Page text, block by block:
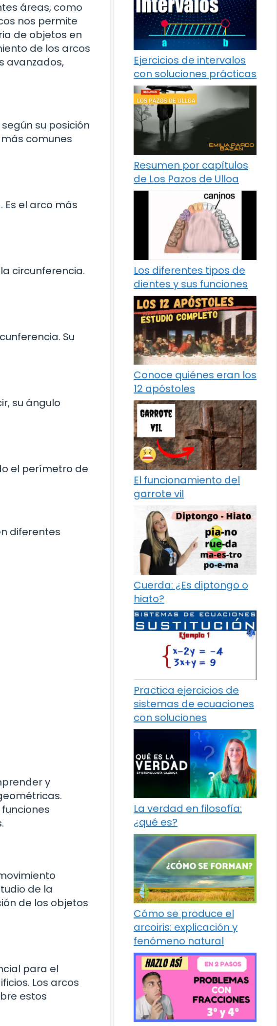
áreas, como
nos permite
de objetos en
de los arcos
avanzados,
su posición
comunes
el arco más
circunferencia.
Su
su ángulo
el perímetro de
diferentes
y
de la
de los objetos
para el
Los arcos
estos
Ejercicios de intervalos
con soluciones prácticas
Resumen por capítulos
de Los Pazos de Ulloa
Los diferentes tipos de
dientes y sus funciones
Conoce quiénes eran los
12 apóstoles
El funcionamiento del
garrote vil
Cuerda: ¿Es diptongo o
hiato?
Practica ejercicios de
sistemas de ecuaciones
con soluciones
La verdad en filosofía:
¿qué es?
Cómo se produce el
arcoiris: explicación y
fenómeno natural